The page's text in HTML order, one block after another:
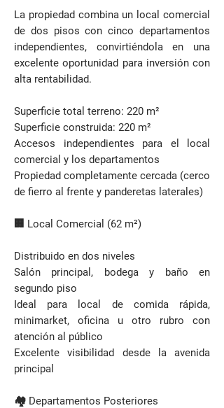
La propiedad combina un local comercial
de dos pisos con cinco departamentos
independientes, convirtiéndola en una
excelente oportunidad para inversión con
alta rentabilidad.
Superficie total terreno: 220 m²
Superficie construida: 220 m²
Accesos independientes para el local
comercial y los departamentos
Propiedad completamente cercada (cerco
de fierro al frente y panderetas laterales)
🏢 Local Comercial (62 m²)
Distribuido en dos niveles
Salón principal, bodega y baño en
segundo piso
Ideal para local de comida rápida,
minimarket, oficina u otro rubro con
atención al público
Excelente visibilidad desde la avenida
principal
🏘️ Departamentos Posteriores